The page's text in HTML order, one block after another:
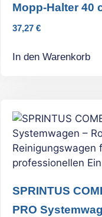
Mopp-Halter 40
37,27 €
In den Warenkorb
SPRINTUS
PRO